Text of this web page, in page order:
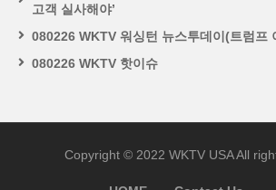
고객 실사해야’
080226 WKTV 워싱턴 뉴스투데이(트럼프
080226 WKTV 핫이슈
Copyright © 2022 WKTV USA All